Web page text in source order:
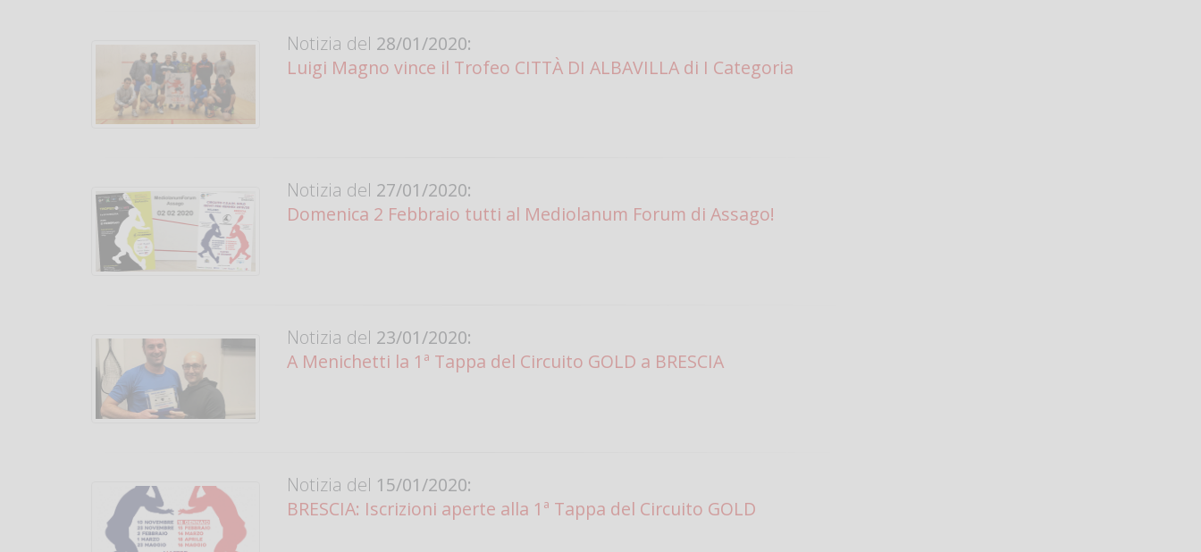
Notizia del 28/01/2020:
Luigi Magno vince il Trofeo CITTÀ DI ALBAVILLA di I Categoria
Notizia del 27/01/2020:
Domenica 2 Febbraio tutti al Mediolanum Forum di Assago!
Notizia del 23/01/2020:
A Menichetti la 1ª Tappa del Circuito GOLD a BRESCIA
Notizia del 15/01/2020:
BRESCIA: Iscrizioni aperte alla 1ª Tappa del Circuito GOLD